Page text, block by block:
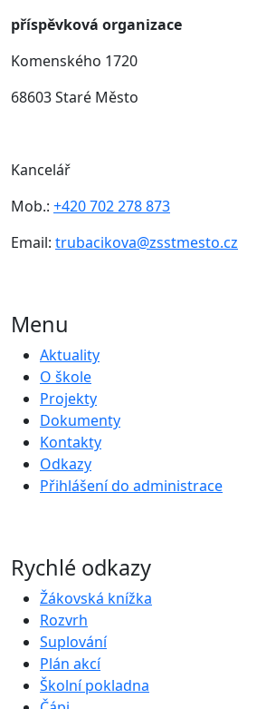
příspěvková organizace
Komenského 1720
68603 Staré Město
Kancelář
Mob.: +420 702 278 873
Email: trubacikova@zsstmesto.cz
Menu
Aktuality
O škole
Projekty
Dokumenty
Kontakty
Odkazy
Přihlášení do administrace
Rychlé odkazy
Žákovská knížka
Rozvrh
Suplování
Plán akcí
Školní pokladna